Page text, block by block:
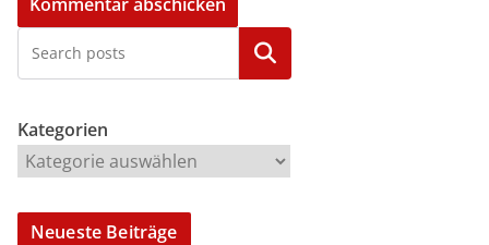
Kategorien
Kategorien
Neueste Beiträge